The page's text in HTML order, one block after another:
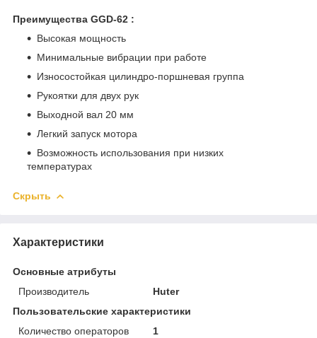
Преимущества GGD-62 :
Высокая мощность
Минимальные вибрации при работе
Износостойкая цилиндро-поршневая группа
Рукоятки для двух рук
Выходной вал 20 мм
Легкий запуск мотора
Возможность использования при низких
температурах
Скрыть
Характеристики
Основные атрибуты
Производитель
Huter
Пользовательские характеристики
Количество операторов
1